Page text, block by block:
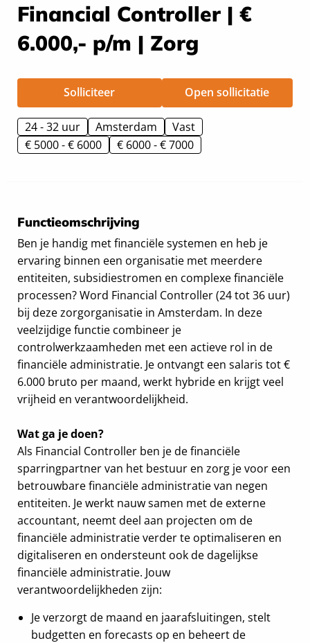
Financial Controller | €
6.000,- p/m | Zorg
24 - 32 uur Amsterdam
Vast
€ 5000 - € 6000
€ 6000 - € 7000
Solliciteer Open sollicitatie
Functieomschrijving
Ben je handig met financiële systemen en heb je
ervaring binnen een organisatie met meerdere
entiteiten, subsidiestromen en complexe financiële
processen? Word Financial Controller (24 tot 36 uur)
bij deze zorgorganisatie in Amsterdam. In deze
veelzijdige functie combineer je
controlwerkzaamheden met een actieve rol in de
financiële administratie. Je ontvangt een salaris tot €
6.000 bruto per maand, werkt hybride en krijgt veel
vrijheid en verantwoordelijkheid.
Wat ga je doen?
Als Financial Controller ben je de financiële
sparringpartner van het bestuur en zorg je voor een
betrouwbare financiële administratie van negen
entiteiten. Je werkt nauw samen met de externe
accountant, neemt deel aan projecten om de
financiële administratie verder te optimaliseren en
digitaliseren en ondersteunt ook de dagelijkse
financiële administratie. Jouw
verantwoordelijkheden zijn:
Je verzorgt de maand en jaarafsluitingen, stelt
budgetten en forecasts op en beheert de